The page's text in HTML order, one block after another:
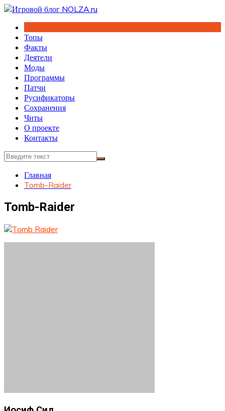
Перейти
содержимому
Топы
Факты
Деятели
Моды
Программы
Патчи
Русификаторы
Сохранения
Читы
О проекте
Контакты
Главная
Tomb-Raider
Tomb-Raider